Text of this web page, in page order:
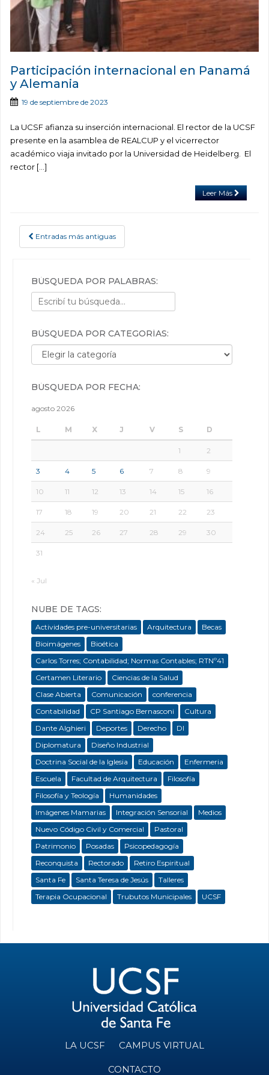
Participación internacional en Panamá
y Alemania
19 de septiembre de 2023
La UCSF afianza su inserción internacional. El rector de la UCSF
presente en la asamblea de REALCUP y el vicerrector
académico viaja invitado por la Universidad de Heidelberg. El
rector […]
Leer Más
POSTS NAVIGATION
Entradas más antiguas
BÚSQUEDA POR PALABRAS:
BÚSQUEDA POR CATEGORÍAS:
Búsqueda por categorías:
BÚSQUEDA POR FECHA:
agosto 2026
L M X J V S D
1 2
3 4 5 6 7 8 9
10 11 12 13 14 15 16
17 18 19 20 21 22 23
24 25 26 27 28 29 30
31
« Jul
NUBE DE TAGS:
Actividades pre-universitarias Arquitectura
Becas
Bioimágenes
Bioética
Carlos Torres; Contabilidad; Normas Contables; RTNº41
Certamen Literario
Ciencias de la Salud
Clase Abierta
Comunicación
conferencia
Contabilidad
CP Santiago Bernasconi
Cultura
Dante Alghieri
Deportes Derecho
DI
Diplomatura
Diseño Industrial
Doctrina Social de la Iglesia
Educación
Enfermeria
Escuela
Facultad de Arquitectura
Filosofía
Filosofía y Teología
Humanidades
Imágenes Mamarias
Integración Sensorial
Medios
Nuevo Código Civil y Comercial
Pastoral
Patrimonio
Posadas
Psicopedagogía
Reconquista
Rectorado
Retiro Espiritual
Santa Fe
Santa Teresa de Jesús
Talleres
Terapia Ocupacional
Trubutos Municipales UCSF
LA UCSF CAMPUS VIRTUAL
CONTACTO